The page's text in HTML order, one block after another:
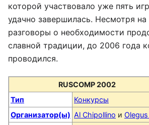
которой участвовало уже пять
удачно завершилась. Несмотря
разговоры о необходимости
славной традиции, до 2006 года
проводился.
RUSCOMP 2002
Тип
Конкурсы
Организатор(ы) Al Chipollino и